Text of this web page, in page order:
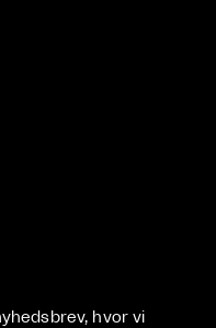
hvor vi